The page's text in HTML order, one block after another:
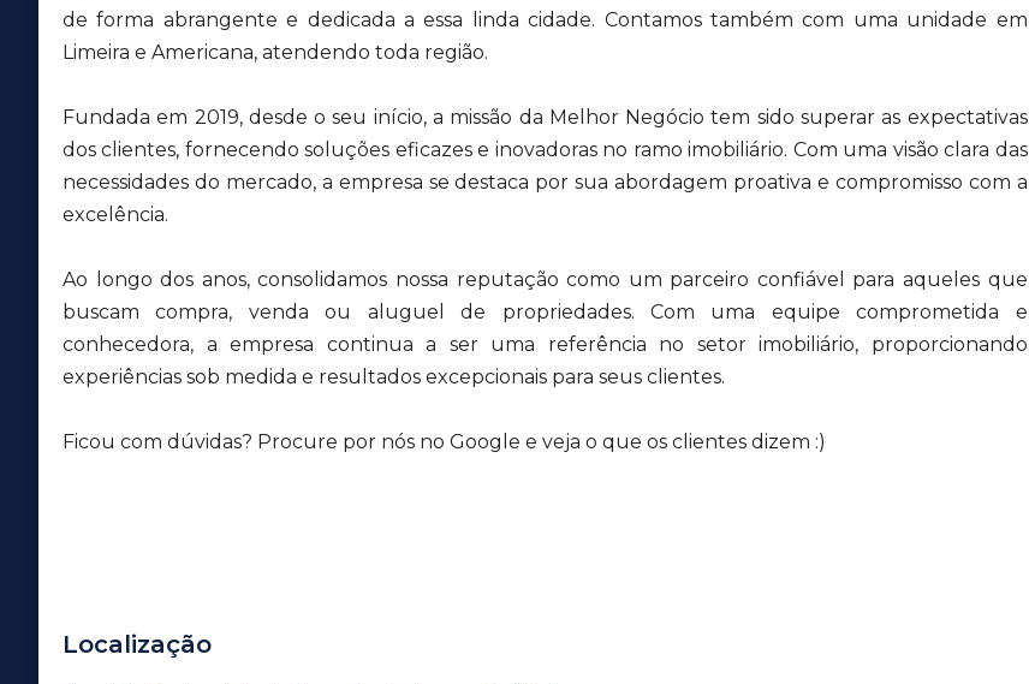
de forma abrangente e dedicada a essa linda cidade. Contamos também com uma unidade em
Limeira e Americana, atendendo toda região.
Fundada em 2019, desde o seu início, a missão da Melhor Negócio tem sido superar as expectativas
dos clientes, fornecendo soluções eficazes e inovadoras no ramo imobiliário. Com uma visão clara das
necessidades do mercado, a empresa se destaca por sua abordagem proativa e compromisso com a
excelência.
Ao longo dos anos, consolidamos nossa reputação como um parceiro confiável para aqueles que
buscam compra, venda ou aluguel de propriedades. Com uma equipe comprometida e
conhecedora, a empresa continua a ser uma referência no setor imobiliário, proporcionando
experiências sob medida e resultados excepcionais para seus clientes.
Ficou com dúvidas? Procure por nós no Google e veja o que os clientes dizem :)
Localização